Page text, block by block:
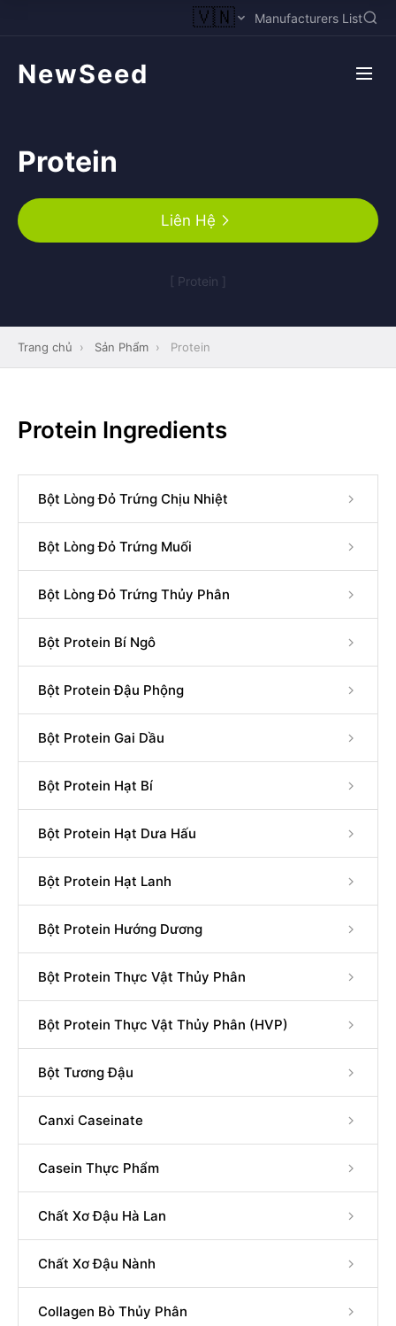
🇻🇳 Manufacturers List
NewSeed
Protein
Liên Hệ
[ Protein ]
Trang chủ › Sản Phẩm › Protein
Protein Ingredients
Bột Lòng Đỏ Trứng Chịu Nhiệt
Bột Lòng Đỏ Trứng Muối
Bột Lòng Đỏ Trứng Thủy Phân
Bột Protein Bí Ngô
Bột Protein Đậu Phộng
Bột Protein Gai Dầu
Bột Protein Hạt Bí
Bột Protein Hạt Dưa Hấu
Bột Protein Hạt Lanh
Bột Protein Hướng Dương
Bột Protein Thực Vật Thủy Phân
Bột Protein Thực Vật Thủy Phân (HVP)
Bột Tương Đậu
Canxi Caseinate
Casein Thực Phẩm
Chất Xơ Đậu Hà Lan
Chất Xơ Đậu Nành
Collagen Bò Thủy Phân